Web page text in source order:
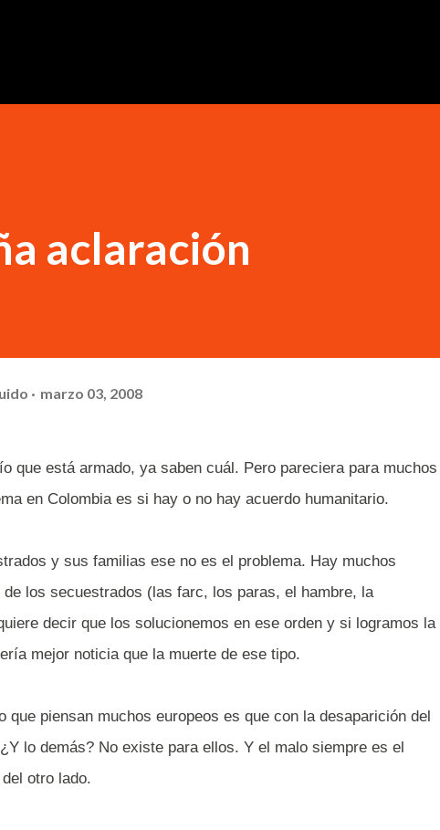
aclaración
marzo 03, 2008
que está armado, ya saben cuál. Pero pareciera para muchos
en Colombia es si hay o no hay acuerdo humanitario.
y sus familias ese no es el problema. Hay muchos
los secuestrados (las farc, los paras, el hambre, la
decir que los solucionemos en ese orden y si logramos la
mejor noticia que la muerte de ese tipo.
que piensan muchos europeos es que con la desaparición del
lo demás? No existe para ellos. Y el malo siempre es el
otro lado.